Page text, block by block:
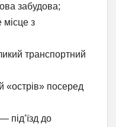
забудова;
з
транспортний
посеред
під’їзд до